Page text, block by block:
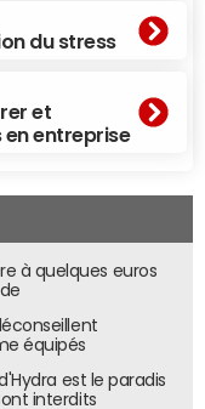
du stress
et
entreprise
à quelques euros
équipés
est le paradis
interdits